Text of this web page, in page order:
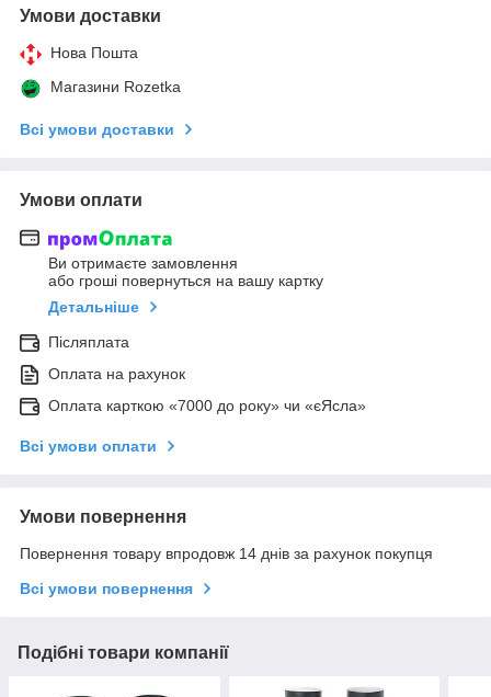
Умови доставки
Нова Пошта
Магазини Rozetka
Всі умови доставки
Умови оплати
Ви отримаєте замовлення
або гроші повернуться на вашу картку
Детальніше
Післяплата
Оплата на рахунок
Оплата карткою «7000 до року» чи «єЯсла»
Всі умови оплати
Умови повернення
Повернення товару впродовж 14 днів за рахунок покупця
Всі умови повернення
Подібні товари компанії